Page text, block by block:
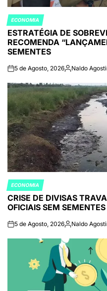
POSTED
IN
ECONOMIA
ESTRATÉGIA DE
RECOMENDA
SEMENTES
on5 de Agosto, 2026Publicado
Naldo
POSTED
IN
ECONOMIA
CRISE DE DIVISAS
OFICIAIS SEM
on5 de Agosto, 2026Publicado
Naldo